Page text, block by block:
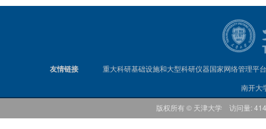
友情链接
重大科研基础设施和大型科研仪器国家网络管理平台
南开大
版权所有 © 天津大学 访问量: